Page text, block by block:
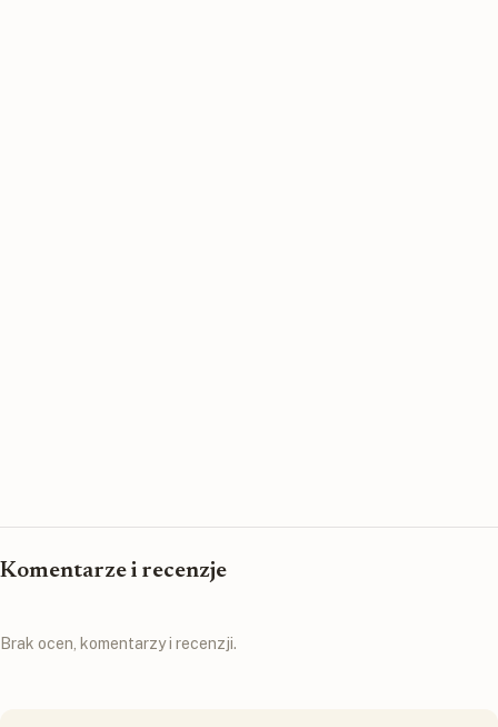
Komentarze i recenzje
Brak ocen, komentarzy i recenzji.